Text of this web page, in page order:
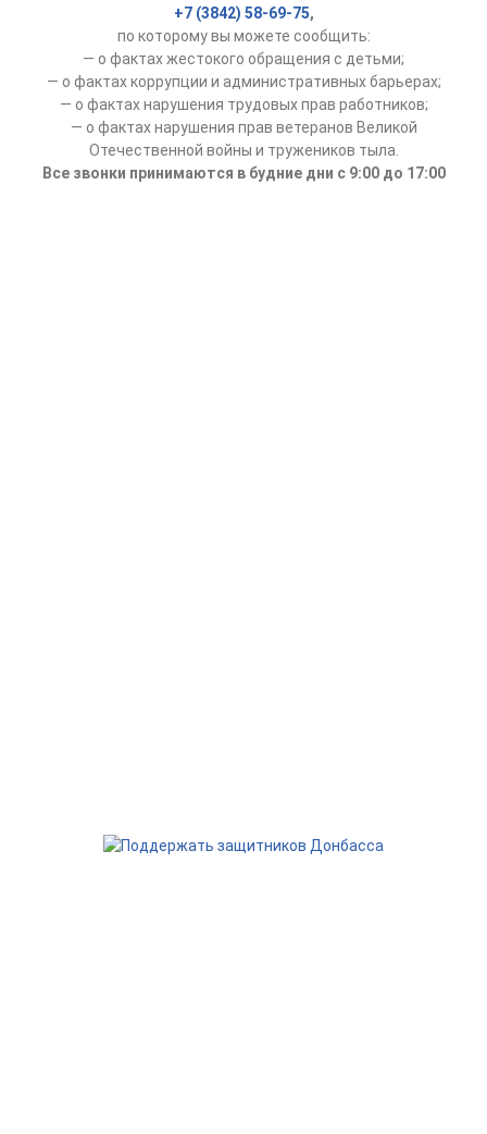
+7 (3842) 58-69-75,
по которому вы можете сообщить:
— о фактах жестокого обращения с детьми;
— о фактах коррупции и административных барьерах;
— о фактах нарушения трудовых прав работников;
— о фактах нарушения прав ветеранов Великой
Отечественной войны и тружеников тыла.
Все звонки принимаются в будние дни с 9:00 до 17:00